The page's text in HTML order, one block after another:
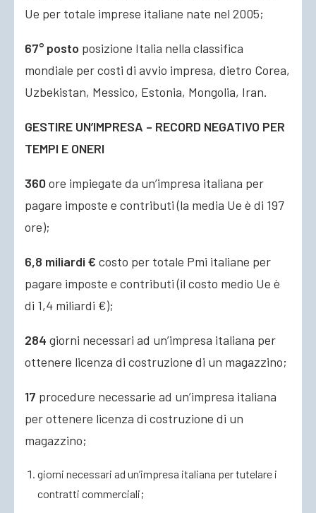
Ue per totale imprese italiane nate nel 2005;
67° posto posizione Italia nella classifica
mondiale per costi di avvio impresa, dietro Corea,
Uzbekistan, Messico, Estonia, Mongolia, Iran.
GESTIRE UN’IMPRESA – RECORD NEGATIVO PER
TEMPI E ONERI
360 ore impiegate da un’impresa italiana per
pagare imposte e contributi (la media Ue è di 197
ore);
6,8 miliardi € costo per totale Pmi italiane per
pagare imposte e contributi (il costo medio Ue è
di 1,4 miliardi €);
284 giorni necessari ad un’impresa italiana per
ottenere licenza di costruzione di un magazzino;
17 procedure necessarie ad un’impresa italiana
per ottenere licenza di costruzione di un
magazzino;
giorni necessari ad un’impresa italiana per tutelare i
contratti commerciali;